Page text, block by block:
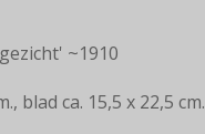
~1910
blad ca. 15,5 x 22,5 cm.